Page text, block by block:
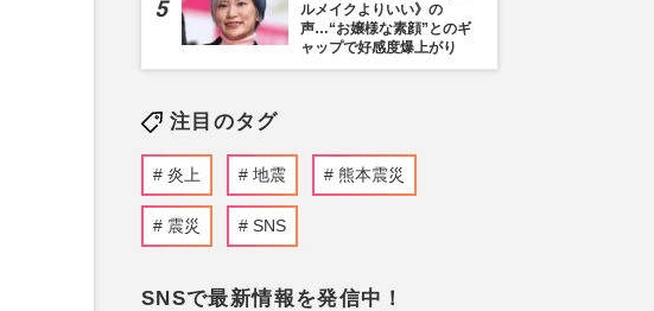
ルメイクよりいい》の
声…“お嬢様な素顔”とのギ
ャップで好感度爆上がり
注目のタグ
炎上 地震 熊本震災
震災 SNS
SNSで最新情報を発信中！